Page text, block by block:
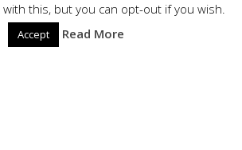
diciembre una nueva edición de
sus jornadas
this, but you can opt-out if you wish.
Accept Read More